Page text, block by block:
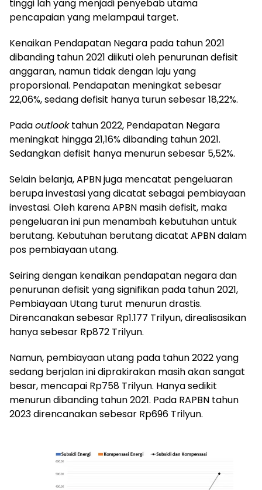
tinggi lah yang menjadi penyebab utama
pencapaian yang melampaui target.
Kenaikan Pendapatan Negara pada tahun 2021
dibanding tahun 2021 diikuti oleh penurunan defisit
anggaran, namun tidak dengan laju yang
proporsional. Pendapatan meningkat sebesar
22,06%, sedang defisit hanya turun sebesar 18,22%.
Padaoutlooktahun 2022, Pendapatan Negara
meningkat hingga 21,16% dibanding tahun 2021.
Sedangkan defisit hanya menurun sebesar 5,52%.
Selain belanja, APBN juga mencatat pengeluaran
berupa investasi yang dicatat sebagai pembiayaan
investasi. Oleh karena APBN masih defisit, maka
pengeluaran ini pun menambah kebutuhan untuk
berutang. Kebutuhan berutang dicatat APBN dalam
pos pembiayaan utang.
Seiring dengan kenaikan pendapatan negara dan
penurunan defisit yang signifikan pada tahun 2021,
Pembiayaan Utang turut menurun drastis.
Direncanakan sebesar Rp1.177 Trilyun, direalisasikan
hanya sebesar Rp872 Trilyun.
Namun, pembiayaan utang pada tahun 2022 yang
sedang berjalan ini diprakirakan masih akan sangat
besar, mencapai Rp758 Trilyun. Hanya sedikit
menurun dibanding tahun 2021. Pada RAPBN tahun
2023 direncanakan sebesar Rp696 Trilyun.